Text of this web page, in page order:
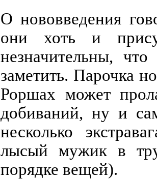
О нововведения
они хоть и
незначительны,
заметить. Парочка
Роршах может
добиваний, ну и
несколько
лысый мужик в
порядке вещей).